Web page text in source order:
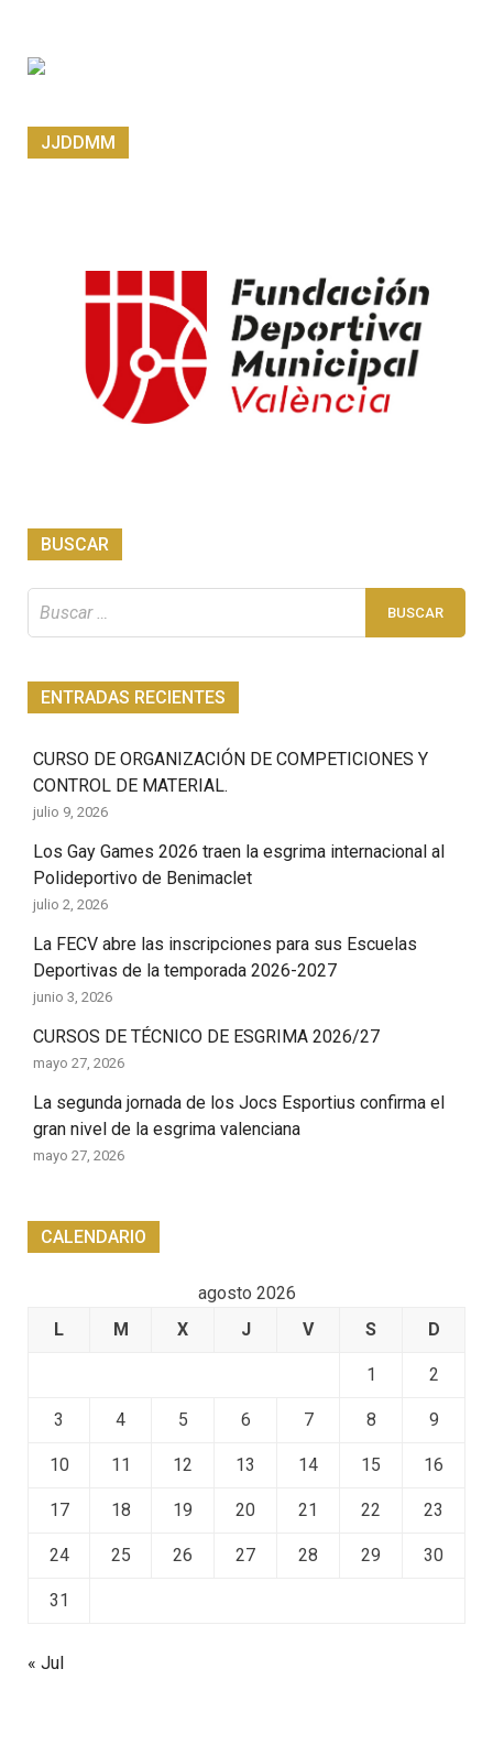
JJDDMM
BUSCAR
ENTRADAS RECIENTES
CURSO DE ORGANIZACIÓN DE COMPETICIONES Y
CONTROL DE MATERIAL.
julio 9, 2026
Los Gay Games 2026 traen la esgrima internacional al
Polideportivo de Benimaclet
julio 2, 2026
La FECV abre las inscripciones para sus Escuelas
Deportivas de la temporada 2026-2027
junio 3, 2026
CURSOS DE TÉCNICO DE ESGRIMA 2026/27
mayo 27, 2026
La segunda jornada de los Jocs Esportius confirma el
gran nivel de la esgrima valenciana
mayo 27, 2026
CALENDARIO
agosto 2026
L
M X J V S D
1 2
3 4 5 6 7 8 9
10 11 12 13 14 15 16
17 18 19 20 21 22 23
24 25 26 27 28 29 30
31
« Jul